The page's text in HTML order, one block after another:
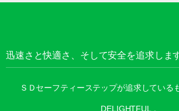
迅速さと快適さ、そして安全を追求しま
ＳＤセーフティーステップが追求している
DELIGHTFUL 。